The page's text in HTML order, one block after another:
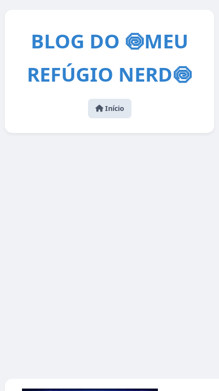
BLOG DO 🍥MEU
REFÚGIO NERD🍥
Início